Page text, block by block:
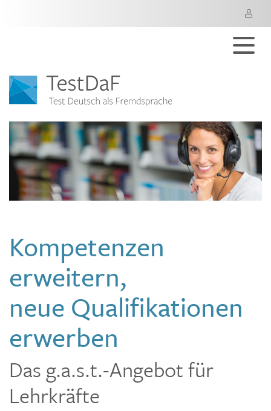
Kompetenzen
erweitern,
neue Qualifikationen
erwerben
Das g.a.s.t.-Angebot für
Lehrkräfte